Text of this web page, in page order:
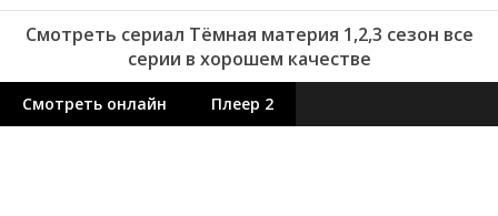
Смотреть сериал Тёмная материя 1,2,3 сезон все
серии в хорошем качестве
Смотреть онлайн Плеер 2